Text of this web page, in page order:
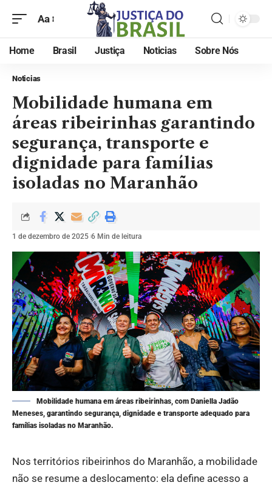
Aa
Home Brasil Justiça Noticias Sobre Nós
Noticias
Mobilidade humana em
áreas ribeirinhas garantindo
segurança, transporte e
dignidade para famílias
isoladas no Maranhão
1 de dezembro de 2025 6 Min de leitura
Mobilidade humana em áreas ribeirinhas, com Daniella Jadão
Meneses, garantindo segurança, dignidade e transporte adequado para
famílias isoladas no Maranhão.
Nos territórios ribeirinhos do Maranhão, a mobilidade
não se resume a deslocamento: ela define acesso a